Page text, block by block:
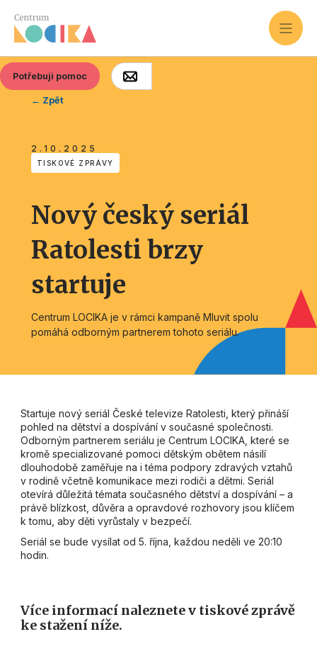
Potřebuji pomoc
← Zpět
2.10.2025
TISKOVÉ ZPRÁVY
Nový český seriál
Ratolesti brzy
startuje
Centrum LOCIKA je v rámci kampaně Mluvit spolu
pomáhá odborným partnerem tohoto seriálu.
Startuje nový seriál České televize Ratolesti, který přináší
pohled na dětství a dospívání v současné společnosti.
Odborným partnerem seriálu je Centrum LOCIKA, které se
kromě specializované pomoci dětským obětem násilí
dlouhodobě zaměřuje na i téma podpory zdravých vztahů
v rodině včetně komunikace mezi rodiči a dětmi. Seriál
otevírá důležitá témata současného dětství a dospívání – a
právě blízkost, důvěra a opravdové rozhovory jsou klíčem
k tomu, aby děti vyrůstaly v bezpečí.
Seriál se bude vysílat od 5. října, každou neděli ve 20:10
hodin.
Více informací naleznete v tiskové zprávě
ke stažení níže.